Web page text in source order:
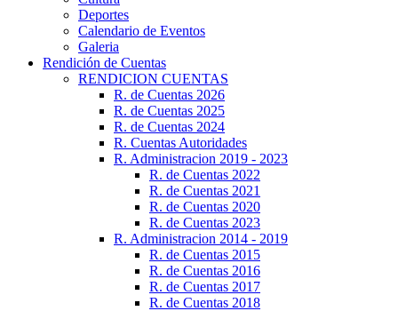
Deportes
Calendario de Eventos
Galeria
Rendición de Cuentas
RENDICION CUENTAS
R. de Cuentas 2026
R. de Cuentas 2025
R. de Cuentas 2024
R. Cuentas Autoridades
R. Administracion 2019 - 2023
R. de Cuentas 2022
R. de Cuentas 2021
R. de Cuentas 2020
R. de Cuentas 2023
R. Administracion 2014 - 2019
R. de Cuentas 2015
R. de Cuentas 2016
R. de Cuentas 2017
R. de Cuentas 2018